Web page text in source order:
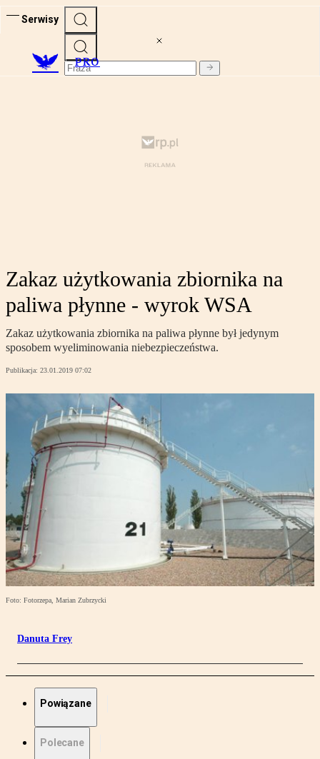
Serwisy
PRO
Zakaz użytkowania zbiornika na
paliwa płynne - wyrok WSA
Zakaz użytkowania zbiornika na paliwa płynne był jedynym
sposobem wyeliminowania niebezpieczeństwa.
Publikacja: 23.01.2019 07:02
Foto: Fotorzepa, Marian Zubrzycki
Danuta Frey
Powiązane
Polecane